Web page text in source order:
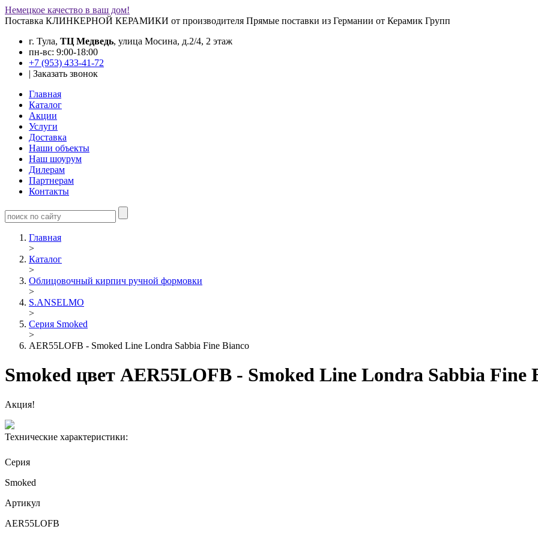
Немецкое качество в ваш дом!
Поставка КЛИНКЕРНОЙ КЕРАМИКИ от производителя Прямые поставки из Германии от Керамик Групп
г. Тула, ТЦ Медведь, улица Мосина, д.2/4, 2 этаж
пн-вс: 9:00-18:00
+7 (953) 433-41-72
| Заказать звонок
Главная
Каталог
Акции
Услуги
Доставка
Наши объекты
Наш шоурум
Дилерам
Партнерам
Контакты
Главная
>
Каталог
>
Облицовочный кирпич ручной формовки
>
S.ANSELMO
>
Серия Smoked
>
AER55LOFB - Smoked Line Londra Sabbia Fine Bianco
Smoked цвет AER55LOFB - Smoked Line Londra Sabbia Fine
Акция!
Технические характеристики:
Серия
Smoked
Артикул
AER55LOFB